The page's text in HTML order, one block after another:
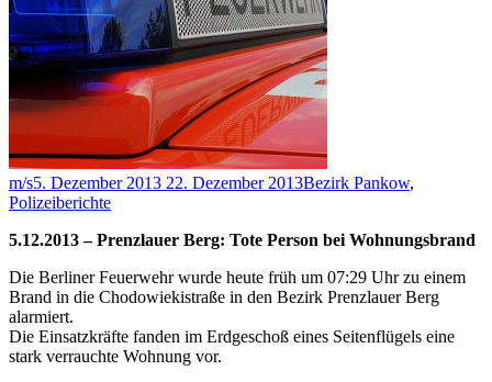
m/s5. Dezember 2013 22. Dezember 2013Bezirk Pankow,
Polizeiberichte
5.12.2013 – Prenzlauer Berg: Tote Person bei Wohnungsbrand
Die Berliner Feuerwehr wurde heute früh um 07:29 Uhr zu einem
Brand in die Chodowiekistraße in den Bezirk Prenzlauer Berg
alarmiert.
Die Einsatzkräfte fanden im Erdgeschoß eines Seitenflügels eine
stark verrauchte Wohnung vor.